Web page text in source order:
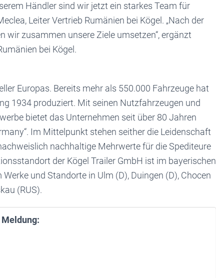
Händler sind wir jetzt ein starkes Team für
Leiter Vertrieb Rumänien bei Kögel. „Nach der
wir zusammen unsere Ziele umsetzen“, ergänzt
bei Kögel.
Europas. Bereits mehr als 550.000 Fahrzeuge hat
1934 produziert. Mit seinen Nutzfahrzeugen und
bietet das Unternehmen seit über 80 Jahren
Im Mittelpunkt stehen seither die Leidenschaft
nachhaltige Mehrwerte für die Spediteure
der Kögel Trailer GmbH ist im bayerischen
und Standorte in Ulm (D), Duingen (D), Chocen
(RUS).